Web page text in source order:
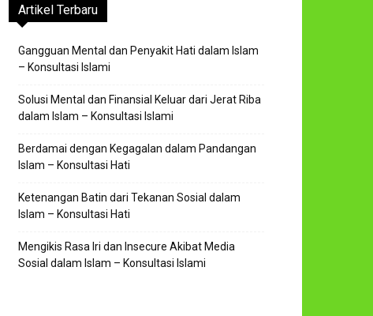
Artikel Terbaru
Gangguan Mental dan Penyakit Hati dalam Islam
– Konsultasi Islami
Solusi Mental dan Finansial Keluar dari Jerat Riba
dalam Islam – Konsultasi Islami
Berdamai dengan Kegagalan dalam Pandangan
Islam – Konsultasi Hati
Ketenangan Batin dari Tekanan Sosial dalam
Islam – Konsultasi Hati
Mengikis Rasa Iri dan Insecure Akibat Media
Sosial dalam Islam – Konsultasi Islami